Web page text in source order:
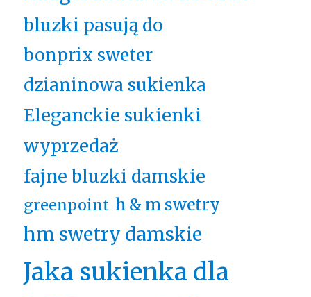
bluzki pasują do
bonprix sweter
dzianinowa sukienka
Eleganckie sukienki
wyprzedaż
fajne bluzki damskie
greenpoint h & m swetry
hm swetry damskie
Jaka sukienka dla